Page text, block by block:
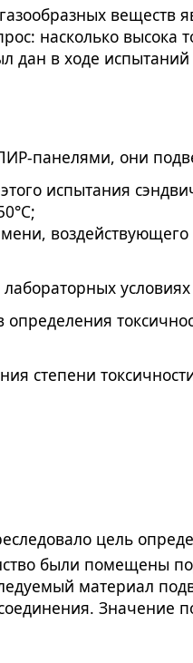
веществ
насколько высока
дан в ходе
панелями, они
испытания
степени
цель
были
материал
Значение